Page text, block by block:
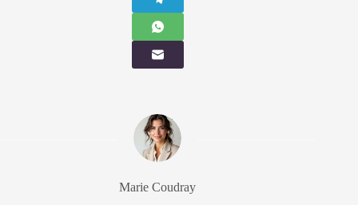
Marie Coudray